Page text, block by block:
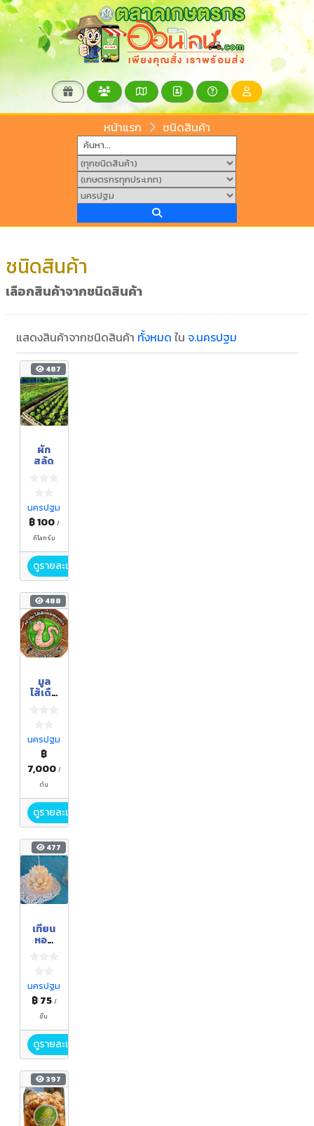
หน้าแรก ชนิดสินค้า
ชนิดสินค้า
เลือกสินค้าจากชนิดสินค้า
แสดงสินค้าจากชนิดสินค้า ทั้งหมด ใน จ.นครปฐม
487
ผัก
สลัด
นครปฐม
฿ 100 /
กิโลกรัม
ดูรายละเอียด
488
มูล
ไส้เดือ
นครปฐม
฿
7,000 /
ตัน
ดูรายละเอียด
477
เทียน
หอม
นครปฐม
฿ 75 /
ชิ้น
ดูรายละเอียด
397